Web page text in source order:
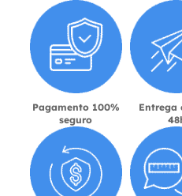
Pagamento 100%
seguro
Entrega